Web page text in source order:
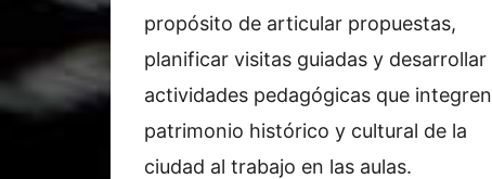
propósito de articular propuestas,
planificar visitas guiadas y desarrollar
actividades pedagógicas que
patrimonio histórico y cultural de la
ciudad al trabajo en las aulas.